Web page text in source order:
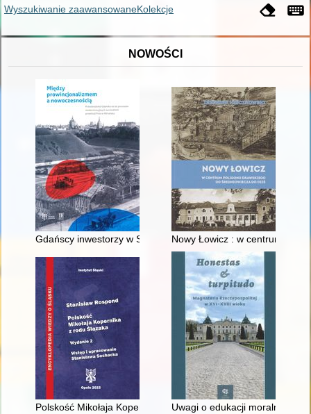
Wyszukiwanie zaawansowaneKolekcje
NOWOŚCI
Gdańscy inwestorzy w Sopocie : prestiż finansowy i
Nowy Łowicz : w centrum
Polskość Mikołaja Kopernika z rodu ŚlązakaUwagi o edukacji moralnej